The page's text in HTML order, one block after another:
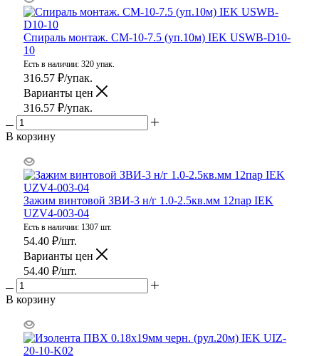
Спираль монтаж. СМ-10-7.5 (уп.10м) IEK USWB-D10-
10
Есть в наличии: 320 упак.
316.57 ₽/упак.
Варианты цен
316.57 ₽/упак.
В корзину
Зажим винтовой ЗВИ-3 н/г 1.0-2.5кв.мм 12пар IEK
UZV4-003-04
Есть в наличии: 1307 шт.
54.40 ₽/шт.
Варианты цен
54.40 ₽/шт.
В корзину